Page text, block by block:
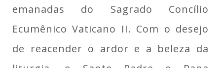
emanadas do Sagrado Concílio
Ecumênico Vaticano II. Com o desejo
de reacender o ardor e a beleza da